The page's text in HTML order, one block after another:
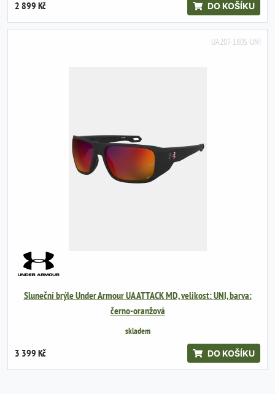
2 899 Kč DO KOŠÍKU
UA207-180S-UNI
Sluneční brýle Under Armour UA ATTACK MD, velikost: UNI, barva:
černo-oranžová
skladem
3 399 Kč DO KOŠÍKU